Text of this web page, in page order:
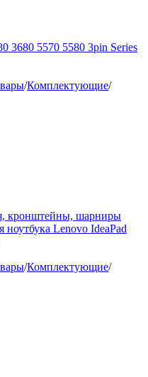
3680 5570 5580 3pin Series
/Комплектующие/
кронштейны, шарниры
Lenovo IdeaPad
/Комплектующие/